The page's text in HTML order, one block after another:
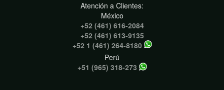
Atención a Clientes:
México
+52 (461) 616-2084
+52 (461) 613-9135
+52 1 (461) 264-8180
Perú
+51 (965) 318-273